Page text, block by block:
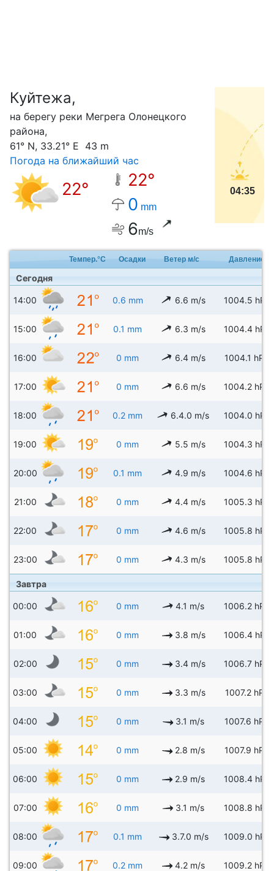
Куйтежа,
на берегу реки Мегрега Олонецкого
района,
61° N, 33.21° E 43 m
Погода на ближайший час
22°
22°
0 mm
6m/s
04:35
Темпер.°C Осадки Ветер м/с Давление
Сегодня
14:00 0.6 mm 6.6 m/s 1004.5 hPa
15:00 0.1 mm 6.3 m/s 1004.4 hPa
16:00 0 mm 6.4 m/s 1004.1 hPa
17:00 0 mm 6.6 m/s 1004.2 hPa
18:00 0.2 mm 6.4.0 m/s 1004.0 hPa
19:00 0 mm 5.5 m/s 1004.3 hPa
20:00 0.1 mm 4.9 m/s 1004.6 hPa
21:00 0 mm 4.4 m/s 1005.3 hPa
22:00 0 mm 4.6 m/s 1005.8 hPa
23:00 0 mm 4.3 m/s 1005.8 hPa
Завтра
00:00 0 mm 4.1 m/s 1006.2 hPa
01:00 0 mm 3.8 m/s 1006.4 hPa
02:00 0 mm 3.4 m/s 1006.7 hPa
03:00 0 mm 3.3 m/s 1007.2 hPa
04:00 0 mm 3.1 m/s 1007.6 hPa
05:00 0 mm 2.8 m/s 1007.9 hPa
06:00 0 mm 2.9 m/s 1008.4 hPa
07:00 0 mm 3.1 m/s 1008.8 hPa
08:00 0.1 mm 3.7.0 m/s 1009.0 hPa
09:00 0.2 mm 4.2 m/s 1009.2 hPa